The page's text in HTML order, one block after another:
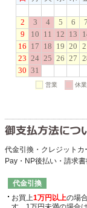
代金引換・クレジット
Pay・NP後払い・請求
代金引換
お買上1万円以上の場